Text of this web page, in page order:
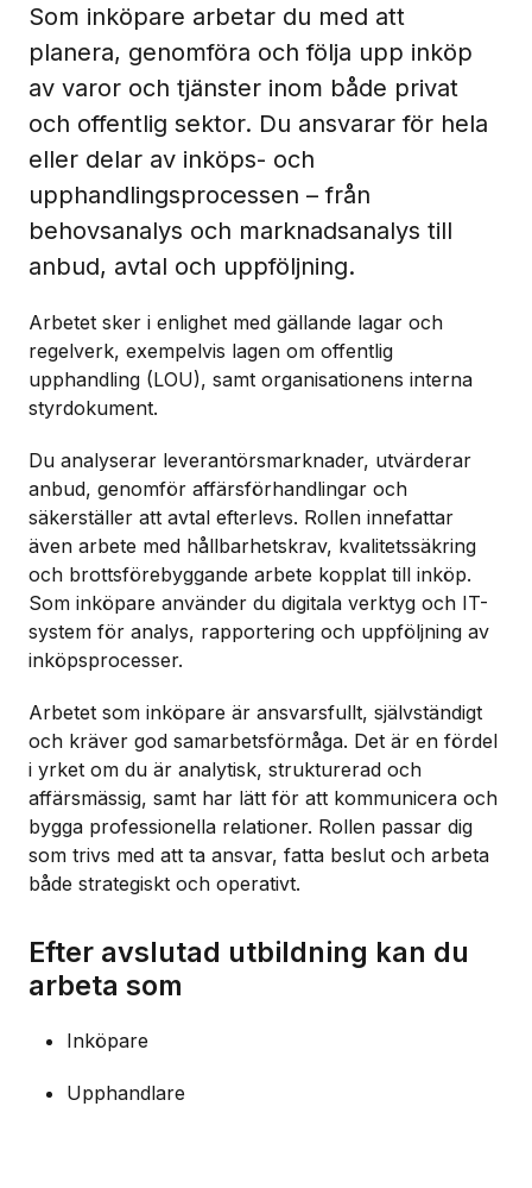
Som inköpare arbetar du med att
planera, genomföra och följa upp inköp
av varor och tjänster inom både privat
och offentlig sektor. Du ansvarar för hela
eller delar av inköps- och
upphandlingsprocessen – från
behovsanalys och marknadsanalys till
anbud, avtal och uppföljning.
Arbetet sker i enlighet med gällande lagar och
regelverk, exempelvis lagen om offentlig
upphandling (LOU), samt organisationens interna
styrdokument.
Du analyserar leverantörsmarknader, utvärderar
anbud, genomför affärsförhandlingar och
säkerställer att avtal efterlevs. Rollen innefattar
även arbete med hållbarhetskrav, kvalitetssäkring
och brottsförebyggande arbete kopplat till inköp.
Som inköpare använder du digitala verktyg och IT-
system för analys, rapportering och uppföljning av
inköpsprocesser.
Arbetet som inköpare är ansvarsfullt, självständigt
och kräver god samarbetsförmåga. Det är en fördel
i yrket om du är analytisk, strukturerad och
affärsmässig, samt har lätt för att kommunicera och
bygga professionella relationer. Rollen passar dig
som trivs med att ta ansvar, fatta beslut och arbeta
både strategiskt och operativt.
Efter avslutad utbildning kan du
arbeta som
Inköpare
Upphandlare